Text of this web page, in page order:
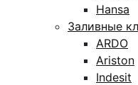
Hansa
Заливные
ARDO
Ariston
Indesit